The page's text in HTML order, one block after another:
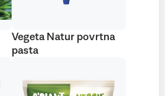
Vegeta Natur povrtna
pasta